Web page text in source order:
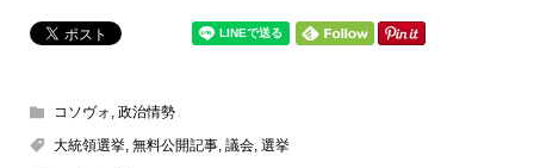
コソヴォ , 政治情勢
大統領選挙, 無料公開記事, 議会, 選挙